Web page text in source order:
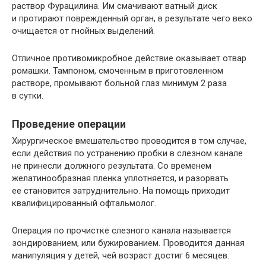
раствор Фурацилина. Им смачивают ватный диск
и протирают поврежденный орган, в результате чего веко
очищается от гнойных выделений.
Отличное противомикробное действие оказывает отвар
ромашки. Тампоном, смоченным в приготовленном
растворе, промывают больной глаз минимум 2 раза
в сутки.
Проведение операции
Хирургическое вмешательство проводится в том случае,
если действия по устранению пробки в слезном канале
не принесли должного результата. Со временем
желатинообразная пленка уплотняется, и разорвать
ее становится затруднительно. На помощь приходит
квалифицированный офтальмолог.
Операция по прочистке слезного канала называется
зондированием, или бужированием. Проводится данная
манипуляция у детей, чей возраст достиг 6 месяцев.